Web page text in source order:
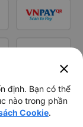
close
định. Bạn có thể
nào trong phần
Cookie.